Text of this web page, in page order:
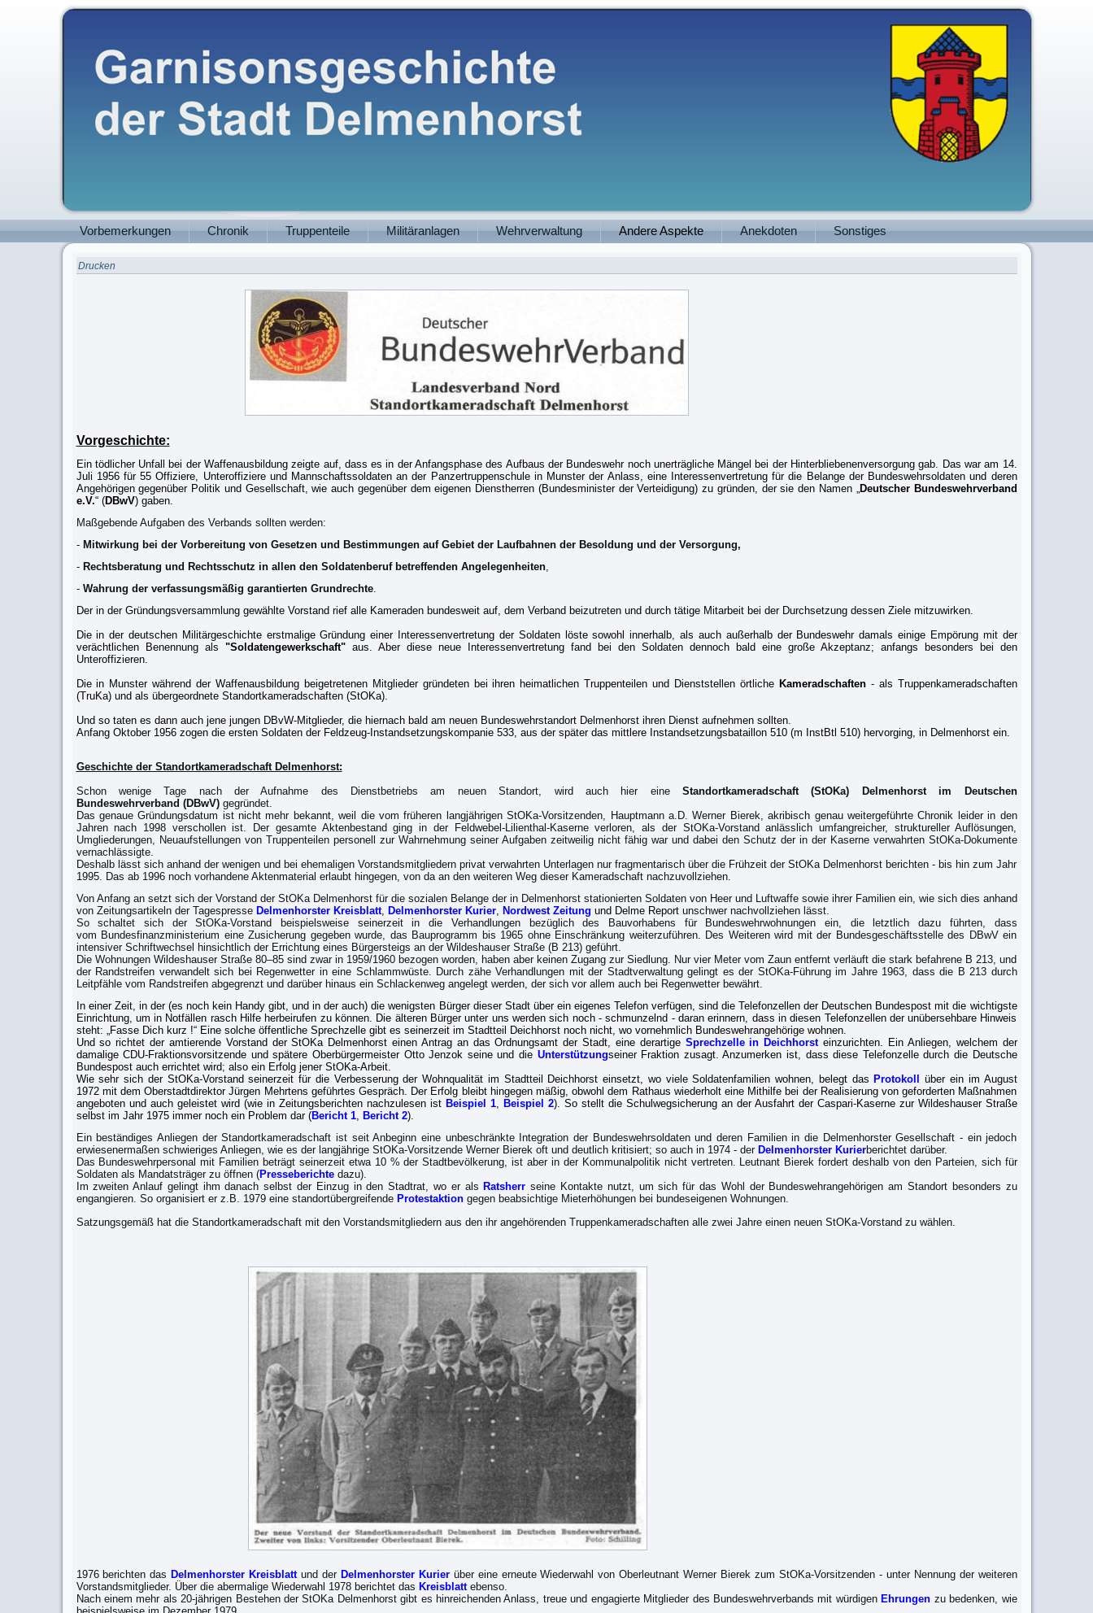
Vorbemerkungen Chronik Truppenteile Militäranlagen Wehrverwaltung Andere Aspekte Anekdoten Sonstiges
Drucken
Vorgeschichte:
Ein tödlicher Unfall bei der Waffenausbildung zeigte auf, dass es in der Anfangsphase des Aufbaus der Bundeswehr noch unerträgliche Mängel bei der Hinterbliebenenversorgung gab. Das war am 14.
Juli 1956 für 55 Offiziere, Unteroffiziere und Mannschaftssoldaten an der Panzertruppenschule in Munster der Anlass, eine Interessenvertretung für die Belange der Bundeswehrsoldaten und deren
Angehörigen gegenüber Politik und Gesellschaft, wie auch gegenüber dem eigenen Dienstherren (Bundesminister der Verteidigung) zu gründen, der sie den Namen „Deutscher Bundeswehrverband
e.V.“ (DBwV) gaben.
Maßgebende Aufgaben des Verbands sollten werden:
- Mitwirkung bei der Vorbereitung von Gesetzen und Bestimmungen auf Gebiet der Laufbahnen der Besoldung und der Versorgung,
- Rechtsberatung und Rechtsschutz in allen den Soldatenberuf betreffenden Angelegenheiten,
- Wahrung der verfassungsmäßig garantierten Grundrechte.
Der in der Gründungsversammlung gewählte Vorstand rief alle Kameraden bundesweit auf, dem Verband beizutreten und durch tätige Mitarbeit bei der Durchsetzung dessen Ziele mitzuwirken.
Die in der deutschen Militärgeschichte erstmalige Gründung einer Interessenvertretung der Soldaten löste sowohl innerhalb, als auch außerhalb der Bundeswehr damals einige Empörung mit der
verächtlichen Benennung als "Soldatengewerkschaft"aus. Aber diese neue Interessenvertretung fand bei den Soldaten dennoch bald eine große Akzeptanz; anfangs besonders bei den
Unteroffizieren.
Die in Munster während der Waffenausbildung beigetretenen Mitglieder gründeten bei ihren heimatlichen Truppenteilen und Dienststellen örtliche Kameradschaften- als Truppenkameradschaften
(TruKa) und als übergeordnete Standortkameradschaften (StOKa).
Und so taten es dann auch jene jungen DBvW-Mitglieder, die hiernach bald am neuen Bundeswehrstandort Delmenhorst ihren Dienst aufnehmen sollten.
Anfang Oktober 1956 zogen die ersten Soldaten der Feldzeug-Instandsetzungskompanie 533, aus der später das mittlere Instandsetzungsbataillon 510 (m InstBtl 510) hervorging, in Delmenhorst ein.
Geschichte der Standortkameradschaft Delmenhorst:
Schon wenige Tage nach der Aufnahme des Dienstbetriebs am neuen Standort, wird auch hier eineStandortkameradschaft (StOKa) Delmenhorst im Deutschen
Bundeswehrverband (DBwV)gegründet.
Das genaue Gründungsdatum ist nicht mehr bekannt, weil die vom früheren langjährigen StOKa-Vorsitzenden, Hauptmann a.D. Werner Bierek, akribisch genau weitergeführte Chronik leider in den
Jahren nach 1998 verschollen ist. Der gesamte Aktenbestand ging in der Feldwebel-Lilienthal-Kaserne verloren, als der StOKa-Vorstand anlässlich umfangreicher, struktureller Auflösungen,
Umgliederungen, Neuaufstellungen von Truppenteilen personell zur Wahrnehmung seiner Aufgaben zeitweilig nicht fähig war und dabei den Schutz der in der Kaserne verwahrten StOKa-Dokumente
vernachlässigte.
Deshalb lässt sich anhand der wenigen und bei ehemaligen Vorstandsmitgliedern privat verwahrten Unterlagen nur fragmentarisch über die Frühzeit der StOKa Delmenhorst berichten - bis hin zum Jahr
1995. Das ab 1996 noch vorhandene Aktenmaterial erlaubt hingegen, von da an den weiteren Weg dieser Kameradschaft nachzuvollziehen.
Von Anfang an setzt sich der Vorstand der StOKa Delmenhorst für die sozialen Belange der in Delmenhorst stationierten Soldaten von Heer und Luftwaffe sowie ihrer Familien ein, wie sich dies anhand
von Zeitungsartikeln der Tagespresse Delmenhorster Kreisblatt, Delmenhorster Kurier, Nordwest Zeitung und Delme Reportunschwer nachvollziehen lässt.
So schaltet sich der StOKa-Vorstand beispielsweise seinerzeit in die Verhandlungen bezüglich des Bauvorhabens für Bundeswehrwohnungen ein, die letztlich dazu führten, dass
vom Bundesfinanzministerium eine Zusicherung gegeben wurde, das Bauprogramm bis 1965 ohne Einschränkung weiterzuführen. Des Weiteren wird mit der Bundesgeschäftsstelle des DBwV ein
intensiver Schriftwechsel hinsichtlich der Errichtung eines Bürgersteigs an der Wildeshauser Straße (B 213) geführt.
Die Wohnungen Wildeshauser Straße 80–85 sind zwar in 1959/1960 bezogen worden, haben aber keinen Zugang zur Siedlung. Nur vier Meter vom Zaun entfernt verläuft die stark befahrene B 213, und
der Randstreifen verwandelt sich bei Regenwetter in eine Schlammwüste. Durch zähe Verhandlungen mit der Stadtverwaltung gelingt es der StOKa-Führung im Jahre 1963, dass die B 213 durch
Leitpfähle vom Randstreifen abgegrenzt und darüber hinaus ein Schlackenweg angelegt werden, der sich vor allem auch bei Regenwetter bewährt.
In einer Zeit, in der (es noch kein Handy gibt, und in der auch) die wenigsten Bürger dieser Stadt über ein eigenes Telefon verfügen, sind die Telefonzellen der Deutschen Bundespost mit die wichtigste
Einrichtung, um in Notfällen rasch Hilfe herbeirufen zu können. Die älteren Bürger unter uns werden sich noch - schmunzelnd - daran erinnern, dass in diesen Telefonzellen der unübersehbare Hinweis
steht: „Fasse Dich kurz !“ Eine solche öffentliche Sprechzelle gibt es seinerzeit im Stadtteil Deichhorst noch nicht, wo vornehmlich Bundeswehrangehörige wohnen.
Und so richtet der amtierende Vorstand der StOKa Delmenhorst einen Antrag an das Ordnungsamt der Stadt, eine derartige Sprechzelle in Deichhorsteinzurichten. Ein Anliegen, welchem der
damalige CDU-Fraktionsvorsitzende und spätere Oberbürgermeister Otto Jenzok seine und die Unterstützungseiner Fraktion zusagt. Anzumerken ist, dass diese Telefonzelle durch die Deutsche
Bundespost auch errichtet wird; also ein Erfolg jener StOKa-Arbeit.
Wie sehr sich der StOKa-Vorstand seinerzeit für die Verbesserung der Wohnqualität im Stadtteil Deichhorst einsetzt, wo viele Soldatenfamilien wohnen, belegt das Protokoll
über ein im August
1972 mit dem Oberstadtdirektor Jürgen Mehrtens geführtes Gespräch. Der Erfolg bleibt hingegen mäßig, obwohl dem Rathaus wiederholt eine Mithilfe bei der Realisierung von geforderten Maßnahmen
angeboten und auch geleistet wird (wie in Zeitungsberichten nachzulesen ist Beispiel 1, Beispiel 2). So stellt die Schulwegsicherung an der Ausfahrt der Caspari-Kaserne zur Wildeshauser Straße
selbst im Jahr 1975 immer noch ein Problem dar (Bericht 1, Bericht 2).
Ein beständiges Anliegen der Standortkameradschaft ist seit Anbeginn eine unbeschränkte Integration der Bundeswehrsoldaten und deren Familien in die Delmenhorster Gesellschaft - ein jedoch
erwiesenermaßen schwieriges Anliegen, wie es der langjährige StOKa-Vorsitzende Werner Bierek oft und deutlich kritisiert; so auch in 1974 - der Delmenhorster Kurierberichtet darüber.
Das Bundeswehrpersonal mit Familien beträgt seinerzeit etwa 10 % der Stadtbevölkerung, ist aber in der Kommunalpolitik nicht vertreten. Leutnant Bierek fordert deshalb von den Parteien, sich für
Soldaten als Mandatsträger zu öffnen (Presseberichte dazu).
Im zweiten Anlauf gelingt ihm danach selbst der Einzug in den Stadtrat, wo er als Ratsherr seine Kontakte nutzt, um sich für das Wohl der Bundeswehrangehörigen am Standort besonders zu
engangieren. So organisiert er z.B. 1979 eine standortübergreifende Protestaktiongegen beabsichtige Mieterhöhungen bei bundeseigenen Wohnungen.
Satzungsgemäß hat die Standortkameradschaft mit den Vorstandsmitgliedern aus den ihr angehörenden Truppenkameradschaften alle zwei Jahre einen neuen StOKa-Vorstand zu wählen.
1976 berichten das Delmenhorster Kreisblattund der Delmenhorster Kurierüber eine erneute Wiederwahl von Oberleutnant Werner Bierek zum StOKa-Vorsitzenden - unter Nennung der weiteren
Vorstandsmitglieder. Über die abermalige Wiederwahl 1978 berichtet das Kreisblattebenso.
Nach einem mehr als 20-jährigen Bestehen der StOKa Delmenhorst gibt es hinreichenden Anlass, treue und engagierte Mitglieder des Bundeswehrverbands mit würdigen Ehrungen zu bedenken, wie